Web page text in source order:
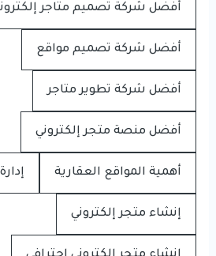
أفضل شركة تصميم متاجر
أفضل شركة تصميم مواقع
أفضل شركة تطوير متاجر
أفضل منصة متجر إلكتروني
أهمية المواقع العقارية
إنشاء متجر إلكتروني